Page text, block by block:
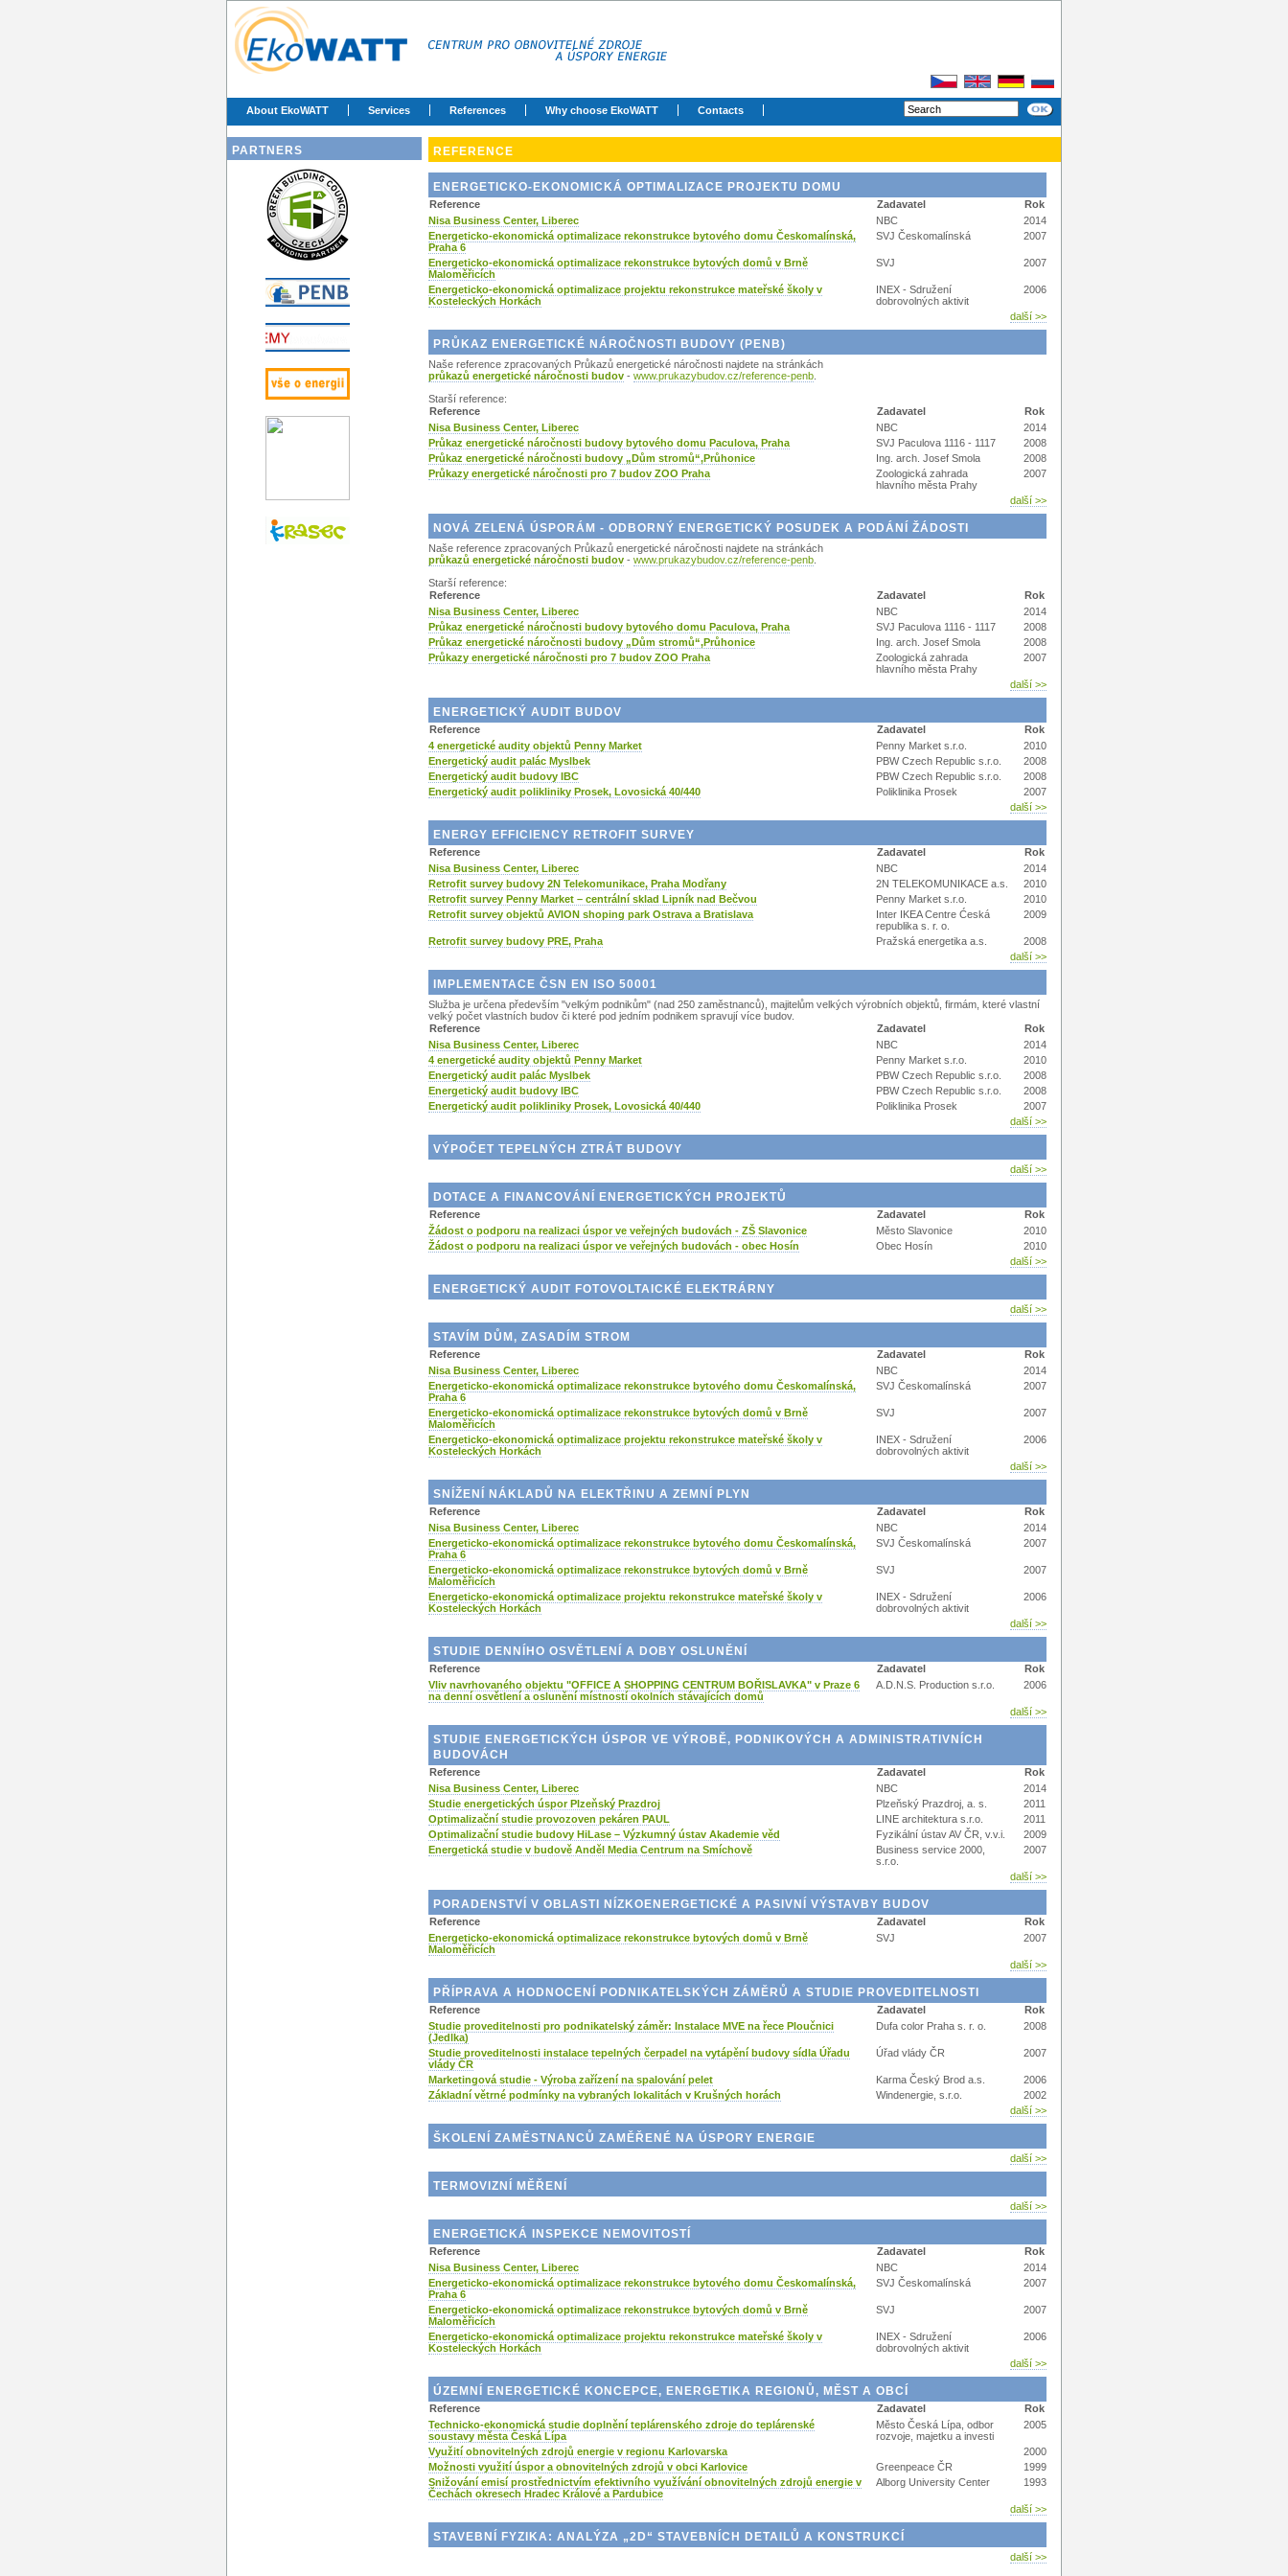
About EkoWATT Services References Why choose EkoWATT Contacts
PARTNERS REFERENCE
ENERGETICKO-EKONOMICKÁ OPTIMALIZACE PROJEKTU DOMU
Reference Zadavatel
Rok
Nisa Business Center, Liberec
NBC
2014
Energeticko-ekonomická optimalizace rekonstrukce bytového domu Českomalínská,
Praha 6
SVJ Českomalínská 2007
Energeticko-ekonomická optimalizace rekonstrukce bytových domů v Brně
Maloměřicích
SVJ 2007
Energeticko-ekonomická optimalizace projektu rekonstrukce mateřské školy v
Kosteleckých Horkách
INEX - Sdružení
dobrovolných aktivit
2006
další >>
PRŮKAZ ENERGETICKÉ NÁROČNOSTI BUDOVY (PENB)
Naše reference zpracovaných Průkazů energetické náročnosti najdete na stránkách
průkazů energetické náročnosti budov - www.prukazybudov.cz/reference-penb
Starší reference:
Reference
Zadavatel
Rok
Nisa Business Center, Liberec
NBC
2014
Průkaz energetické náročnosti budovy bytového domu Paculova, Praha
SVJ Paculova 1116 - 1117
2008
Průkaz energetické náročnosti budovy „Dům stromů“,Průhonice
Ing. arch. Josef Smola
2008
Průkazy energetické náročnosti pro 7 budov ZOO Praha
Zoologická zahrada
hlavního města Prahy
2007
další >>
NOVÁ ZELENÁ ÚSPORÁM - ODBORNÝ ENERGETICKÝ POSUDEK A PODÁNÍ ŽÁDOSTI
Naše reference zpracovaných Průkazů energetické náročnosti najdete na stránkách
průkazů energetické náročnosti budov - www.prukazybudov.cz/reference-penb
Starší reference:
Reference
Zadavatel
Rok
Nisa Business Center, Liberec
NBC
2014
Průkaz energetické náročnosti budovy bytového domu Paculova, Praha
SVJ Paculova 1116 - 1117
2008
Průkaz energetické náročnosti budovy „Dům stromů“,Průhonice
Ing. arch. Josef Smola
2008
Průkazy energetické náročnosti pro 7 budov ZOO Praha
Zoologická zahrada
hlavního města Prahy
2007
další >>
ENERGETICKÝ AUDIT BUDOV
Reference Zadavatel
Rok
4 energetické audity objektů Penny Market
Penny Market s.r.o.
2010
Energetický audit palác Myslbek
PBW Czech Republic s.r.o.
2008
Energetický audit budovy IBC
PBW Czech Republic s.r.o.
2008
Energetický audit polikliniky Prosek, Lovosická 40/440
Poliklinika Prosek
2007
další >>
ENERGY EFFICIENCY RETROFIT SURVEY
Reference Zadavatel
Rok
Nisa Business Center, Liberec
NBC
2014
Retrofit survey budovy 2N Telekomunikace, Praha Modřany
2N TELEKOMUNIKACE a.s.
2010
Retrofit survey Penny Market – centrální sklad Lipník nad Bečvou
Penny Market s.r.o.
2010
Retrofit survey objektů AVION shoping park Ostrava a Bratislava
Inter IKEA Centre Ćeská
republika s. r. o.
2009
Retrofit survey budovy PRE, Praha Pražská energetika a.s.
2008
další >>
IMPLEMENTACE ČSN EN ISO 50001
Služba je určena především "velkým podnikům" (nad 250 zaměstnanců), majitelům velkých výrobních objektů, firmám, které vlastní
velký počet vlastních budov či které pod jedním podnikem spravují více budov.
Reference
Zadavatel
Rok
Nisa Business Center, Liberec
NBC
2014
4 energetické audity objektů Penny Market
Penny Market s.r.o.
2010
Energetický audit palác Myslbek
PBW Czech Republic s.r.o.
2008
Energetický audit budovy IBC
PBW Czech Republic s.r.o.
2008
Energetický audit polikliniky Prosek, Lovosická 40/440
Poliklinika Prosek
2007
další >>
VÝPOČET TEPELNÝCH ZTRÁT BUDOVY
další >>
DOTACE A FINANCOVÁNÍ ENERGETICKÝCH PROJEKTŮ
Reference Zadavatel
Rok
Žádost o podporu na realizaci úspor ve veřejných budovách - ZŠ Slavonice
Město Slavonice
2010
Žádost o podporu na realizaci úspor ve veřejných budovách - obec Hosín
Obec Hosín
2010
další >>
ENERGETICKÝ AUDIT FOTOVOLTAICKÉ ELEKTRÁRNY
další >>
STAVÍM DŮM, ZASADÍM STROM
Reference Zadavatel
Rok
Nisa Business Center, Liberec
NBC
2014
Energeticko-ekonomická optimalizace rekonstrukce bytového domu Českomalínská,
Praha 6
SVJ Českomalínská 2007
Energeticko-ekonomická optimalizace rekonstrukce bytových domů v Brně
Maloměřicích
SVJ 2007
Energeticko-ekonomická optimalizace projektu rekonstrukce mateřské školy v
Kosteleckých Horkách
INEX - Sdružení
dobrovolných aktivit
2006
další >>
SNÍŽENÍ NÁKLADŮ NA ELEKTŘINU A ZEMNÍ PLYN
Reference Zadavatel
Rok
Nisa Business Center, Liberec
NBC
2014
Energeticko-ekonomická optimalizace rekonstrukce bytového domu Českomalínská,
Praha 6
SVJ Českomalínská 2007
Energeticko-ekonomická optimalizace rekonstrukce bytových domů v Brně
Maloměřicích
SVJ 2007
Energeticko-ekonomická optimalizace projektu rekonstrukce mateřské školy v
Kosteleckých Horkách
INEX - Sdružení
dobrovolných aktivit
2006
další >>
STUDIE DENNÍHO OSVĚTLENÍ A DOBY OSLUNĚNÍ
Reference Zadavatel
Rok
Vliv navrhovaného objektu "OFFICE A SHOPPING CENTRUM BOŘISLAVKA" v Praze 6
na denní osvětlení a oslunění místností okolních stávajících domů
A.D.N.S. Production s.r.o. 2006
další >>
STUDIE ENERGETICKÝCH ÚSPOR VE VÝROBĚ, PODNIKOVÝCH A ADMINISTRATIVNÍCH
BUDOVÁCH
Reference Zadavatel
Rok
Nisa Business Center, Liberec
NBC
2014
Studie energetických úspor Plzeňský Prazdroj
Plzeňský Prazdroj, a. s.
2011
Optimalizační studie provozoven pekáren PAUL
LINE architektura s.r.o.
2011
Optimalizační studie budovy HiLase – Výzkumný ústav Akademie věd
Fyzikální ústav AV ČR, v.v.i.
2009
Energetická studie v budově Anděl Media Centrum na Smíchově
Business service 2000,
s.r.o.
2007
další >>
PORADENSTVÍ V OBLASTI NÍZKOENERGETICKÉ A PASIVNÍ VÝSTAVBY BUDOV
Reference Zadavatel
Rok
Energeticko-ekonomická optimalizace rekonstrukce bytových domů v Brně
Maloměřicích
SVJ 2007
další >>
PŘÍPRAVA A HODNOCENÍ PODNIKATELSKÝCH ZÁMĚRŮ A STUDIE PROVEDITELNOSTI
Reference Zadavatel
Rok
Studie proveditelnosti pro podnikatelský záměr: Instalace MVE na řece Ploučnici
(Jedlka)
Dufa color Praha s. r. o. 2008
Studie proveditelnosti instalace tepelných čerpadel na vytápění budovy sídla Úřadu
vlády ČR
Úřad vlády ČR 2007
Marketingová studie - Výroba zařízení na spalování pelet Karma Český Brod a.s.
2006
Základní větrné podmínky na vybraných lokalitách v Krušných horách
Windenergie, s.r.o.
2002
další >>
ŠKOLENÍ ZAMĚSTNANCŮ ZAMĚŘENÉ NA ÚSPORY ENERGIE
další >>
TERMOVIZNÍ MĚŘENÍ
další >>
ENERGETICKÁ INSPEKCE NEMOVITOSTÍ
Reference Zadavatel
Rok
Nisa Business Center, Liberec
NBC
2014
Energeticko-ekonomická optimalizace rekonstrukce bytového domu Českomalínská,
Praha 6
SVJ Českomalínská 2007
Energeticko-ekonomická optimalizace rekonstrukce bytových domů v Brně
Maloměřicích
SVJ 2007
Energeticko-ekonomická optimalizace projektu rekonstrukce mateřské školy v
Kosteleckých Horkách
INEX - Sdružení
dobrovolných aktivit
2006
další >>
ÚZEMNÍ ENERGETICKÉ KONCEPCE, ENERGETIKA REGIONŮ, MĚST A OBCÍ
Reference Zadavatel
Rok
Technicko-ekonomická studie doplnění teplárenského zdroje do teplárenské
soustavy města Česká Lípa
Město Česká Lípa, odbor
rozvoje, majetku a investi
2005
Využití obnovitelných zdrojů energie v regionu Karlovarska
2000
Možnosti využití úspor a obnovitelných zdrojů v obci Karlovice
Greenpeace ČR
1999
Snižování emisí prostřednictvím efektivního využívání obnovitelných zdrojů energie v
Čechách okresech Hradec Králové a Pardubice
Alborg University Center 1993
další >>
STAVEBNÍ FYZIKA: ANALÝZA „2D“ STAVEBNÍCH DETAILŮ A KONSTRUKCÍ
další >>